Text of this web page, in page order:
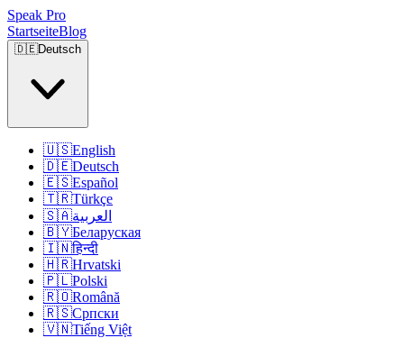
Speak Pro
StartseiteBlog
🇩🇪Deutsch
🇺🇸English
🇩🇪Deutsch
🇪🇸Español
🇹🇷Türkçe
🇸🇦العربية
🇧🇾Беларуская
🇮🇳हिन्दी
🇭🇷Hrvatski
🇵🇱Polski
🇷🇴Română
🇷🇸Српски
🇻🇳Tiếng Việt